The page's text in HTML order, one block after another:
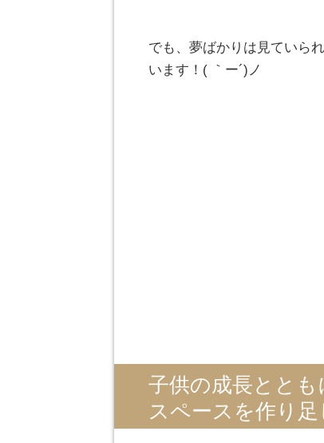
でも、夢ばかりは見ていら
います！( ｀ー´)ノ
子供の成長ととも
スペースを作り足